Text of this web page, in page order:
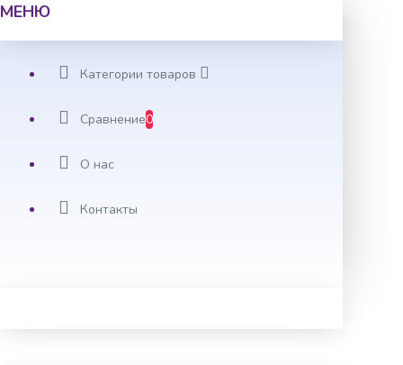
МЕНЮ
Категории товаров
Сравнение0
О нас
Контакты